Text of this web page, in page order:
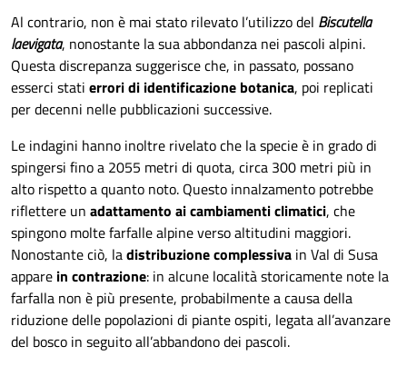
Al contrario, non è mai stato rilevato l’utilizzo del Biscutella
laevigata, nonostante la sua abbondanza nei pascoli alpini.
Questa discrepanza suggerisce che, in passato, possano
esserci stati errori di identificazione botanica, poi replicati
per decenni nelle pubblicazioni successive.
Le indagini hanno inoltre rivelato che la specie è in grado di
spingersi fino a 2055 metri di quota, circa 300 metri più in
alto rispetto a quanto noto. Questo innalzamento potrebbe
riflettere un adattamento ai cambiamenti climatici, che
spingono molte farfalle alpine verso altitudini maggiori.
Nonostante ciò, ladistribuzione complessiva in Val di Susa
appare in contrazione: in alcune località storicamente note la
farfalla non è più presente, probabilmente a causa della
riduzione delle popolazioni di piante ospiti, legata all’avanzare
del bosco in seguito all’abbandono dei pascoli.